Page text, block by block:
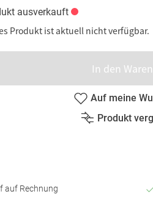
ausverkauft
Produkt ist aktuell nicht verfügbar.
In den
Auf meine
Produkt
auf Rechnung